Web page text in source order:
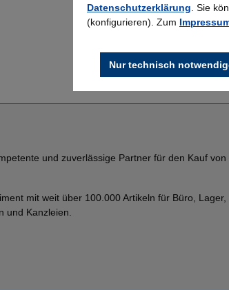
Topmarken
und zuverlässige Partner für den Kauf von
mit weit über 100.000 Artikeln für Büro, Lager,
und Kanzleien.
Datenschutzerklärung . Sie
(konfigurieren). Zum
Nur technisch